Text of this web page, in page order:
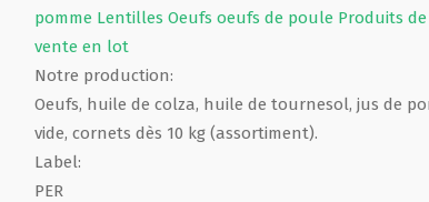
pomme Lentilles Oeufs oeufs de poule Produits
vente en lot
Notre production:
Oeufs, huile de colza, huile de tournesol, jus de
vide, cornets dès 10 kg (assortiment).
Label:
PER